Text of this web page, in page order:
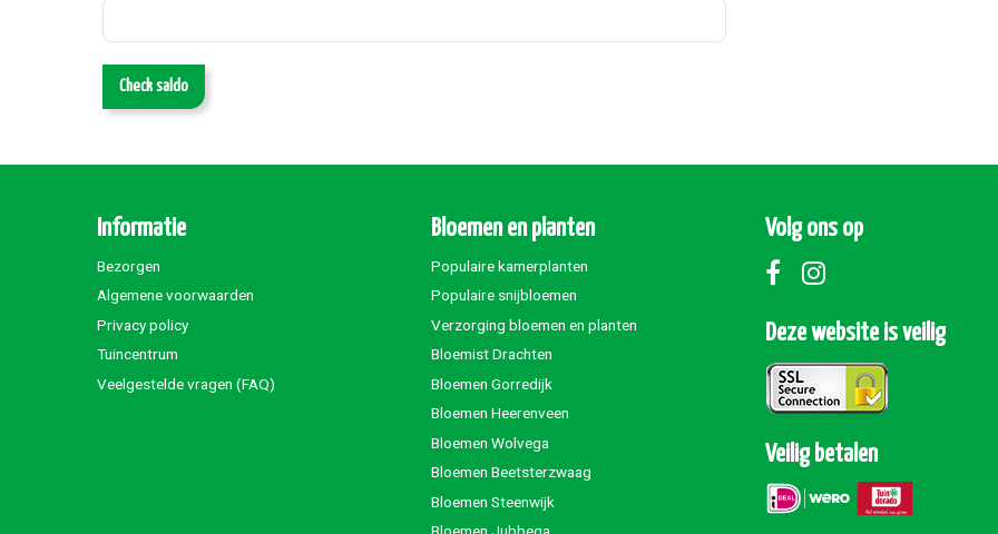
Check saldo
Informatie
Bezorgen
Algemene voorwaarden
Privacy policy
Tuincentrum
Veelgestelde vragen (FAQ)
Bloemen en planten
Populaire kamerplanten
Populaire snijbloemen
Verzorging bloemen en planten
Bloemist Drachten
Bloemen Gorredijk
Bloemen Heerenveen
Bloemen Wolvega
Bloemen Beetsterzwaag
Bloemen Steenwijk
Volg ons op
Deze website is veilig
Veilig betalen